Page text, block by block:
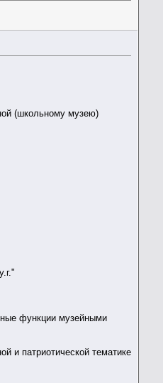
(школьному музею)
функции музейными
и патриотической тематике